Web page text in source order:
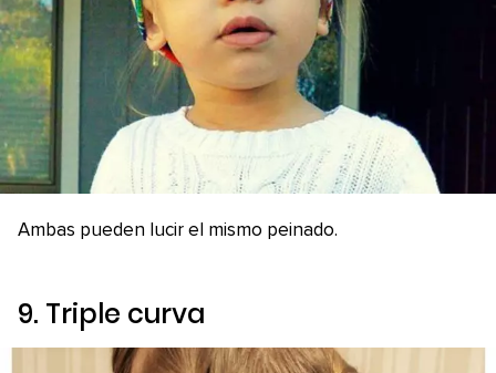
Ambas pueden lucir el mismo peinado.
9. Triple curva